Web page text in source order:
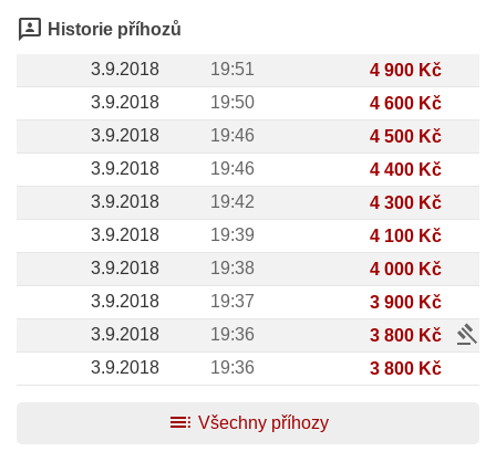
3p Historie příhozů
3.9.2018 19:51
4 900 Kč
3.9.2018
19:50
4 600 Kč
3.9.2018
19:46
4 500 Kč
3.9.2018
19:46
4 400 Kč
3.9.2018
19:42
4 300 Kč
3.9.2018
19:39
4 100 Kč
3.9.2018
19:38
4 000 Kč
3.9.2018
19:37
3 900 Kč
3.9.2018
19:36 3 800 Kč gavel
3.9.2018 19:36 3 800 Kč
toc Všechny příhozy